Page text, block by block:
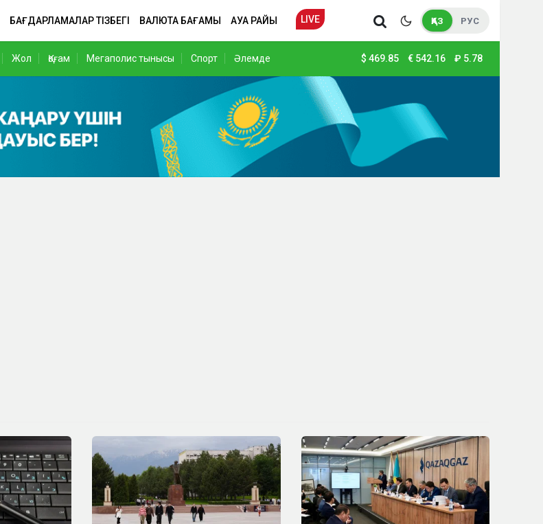
БАҒДАРЛАМАЛАР ТІЗБЕГІ ВАЛЮТА БАҒАМЫ АУА РАЙЫ LIVE ҚАЗ РУС
Жол Қоғам Мегаполис тынысы Спорт Әлемде $ 469.85 € 542.16 ₽ 5.78